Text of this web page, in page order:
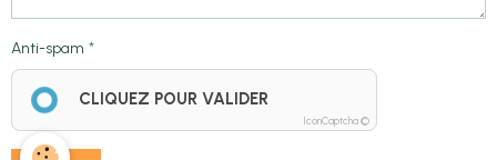
Anti-spam
CLIQUEZ POUR VALIDER
IconCaptcha ©